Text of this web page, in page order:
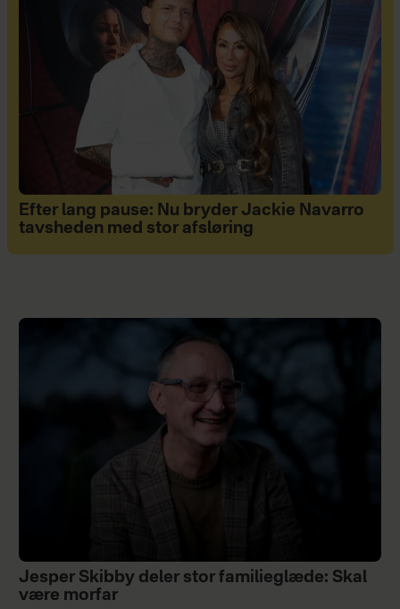
Efter lang pause: Nu bryder Jackie Navarro
tavsheden med stor afsløring
Jesper Skibby deler stor familieglæde: Skal
være morfar